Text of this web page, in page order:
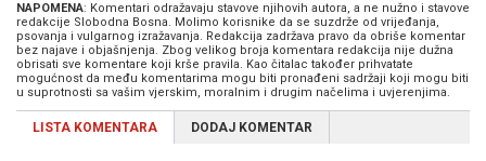
NAPOMENA: Komentari odražavaju stavove njihovih autora, a ne nužno i stavove
redakcije Slobodna Bosna. Molimo korisnike da se suzdrže od vrijeđanja,
psovanja i vulgarnog izražavanja. Redakcija zadržava pravo da obriše komentar
bez najave i objašnjenja. Zbog velikog broja komentara redakcija nije dužna
obrisati sve komentare koji krše pravila. Kao čitalac također prihvatate
mogućnost da među komentarima mogu biti pronađeni sadržaji koji mogu biti
u suprotnosti sa vašim vjerskim, moralnim i drugim načelima i uvjerenjima.
LISTA KOMENTARA DODAJ KOMENTAR